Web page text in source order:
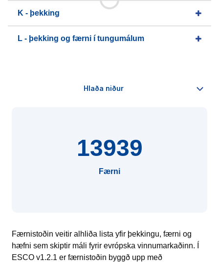
K - þekking
L - þekking og færni í tungumálum
13939
Færni
Færnistoðin veitir alhliða lista yfir þekkingu, færni og
hæfni sem skiptir máli fyrir evrópska vinnumarkaðinn. Í
ESCO v1.2.1 er færnistoðin byggð upp með